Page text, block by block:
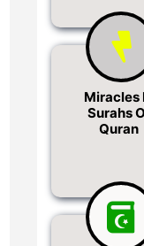
Miracles
Surahs
Quran